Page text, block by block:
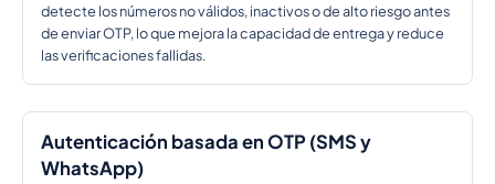
detecte los números no válidos, inactivos o de alto riesgo antes
de enviar OTP, lo que mejora la capacidad de entrega y reduce
las verificaciones fallidas.
Autenticación basada en OTP (SMS y
WhatsApp)